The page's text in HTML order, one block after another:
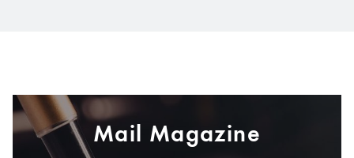
Mail Magazine